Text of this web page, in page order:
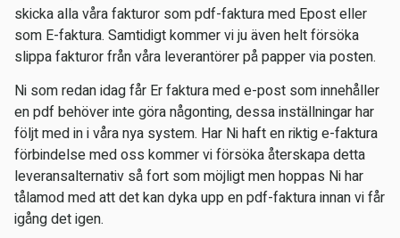
skicka alla våra fakturor som pdf-faktura med Epost eller
som E-faktura. Samtidigt kommer vi ju även helt försöka
slippa fakturor från våra leverantörer på papper via posten.
Ni som redan idag får Er faktura med e-post som innehåller
en pdf behöver inte göra någonting, dessa inställningar har
följt med in i våra nya system. Har Ni haft en riktig e-faktura
förbindelse med oss kommer vi försöka återskapa detta
leveransalternativ så fort som möjligt men hoppas Ni har
tålamod med att det kan dyka upp en pdf-faktura innan vi får
igång det igen.